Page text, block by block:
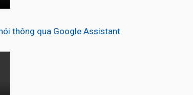
thông qua Google Assistant